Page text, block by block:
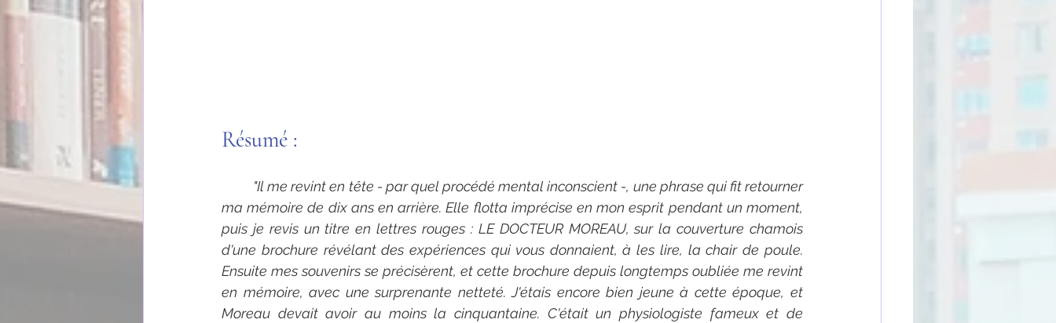
Résumé :
"Il me revint en tête - par quel procédé mental inconscient -, une phrase qui fit retourner
ma mémoire de dix ans en arrière. Elle flotta imprécise en mon esprit pendant un moment,
puis je revis un titre en lettres rouges : LE DOCTEUR MOREAU, sur la couverture chamois
d'une brochure révélant des expériences qui vous donnaient, à les lire, la chair de poule.
Ensuite mes souvenirs se précisèrent, et cette brochure depuis longtemps oubliée me revint
en mémoire, avec une surprenante netteté. J'étais encore bien jeune à cette époque, et
Moreau devait avoir au moins la cinquantaine. C'était un physiologiste fameux et de